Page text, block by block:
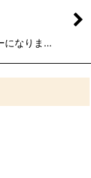
になりま…